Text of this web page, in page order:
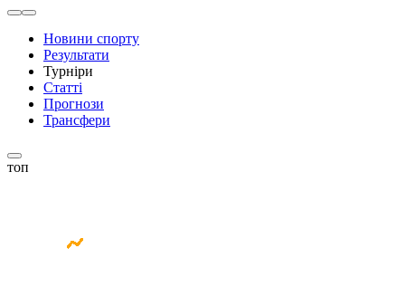
Новини спорту
Результати
Турніри
Статті
Прогнози
Трансфери
топ